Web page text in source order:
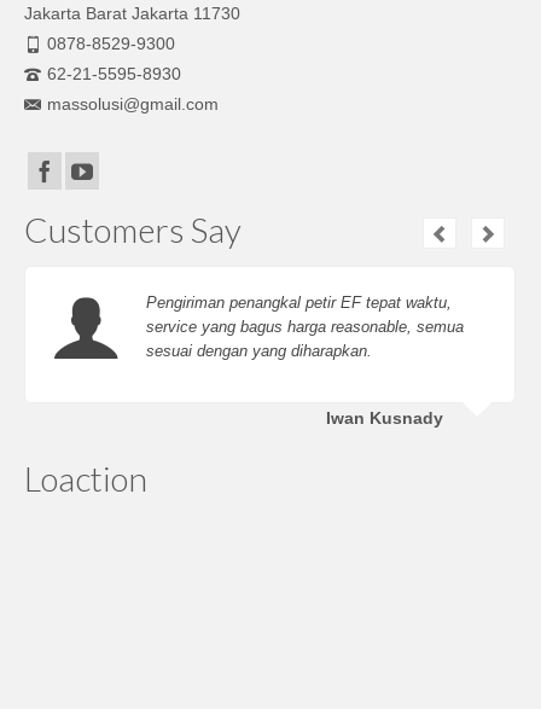
Jakarta Barat Jakarta 11730
0878-8529-9300
62-21-5595-8930
massolusi@gmail.com
Customers Say
Pengiriman penangkal petir EF tepat waktu,
service yang bagus harga reasonable, semua
sesuai dengan yang diharapkan.
Iwan Kusnady
Loaction